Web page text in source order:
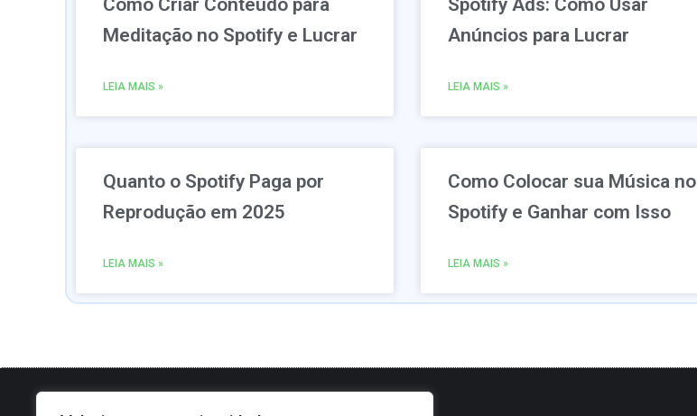
Como Criar Conteúdo para
Meditação no Spotify e Lucrar
LEIA MAIS »
Spotify Ads: Como Usar
Anúncios para Lucrar
LEIA MAIS »
Quanto o Spotify Paga por
Reprodução em 2025
LEIA MAIS »
Como Colocar sua Música no
Spotify e Ganhar com Isso
LEIA MAIS »